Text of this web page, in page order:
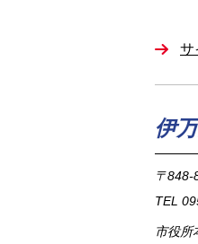
サ
伊
〒848-
TEL
市役所